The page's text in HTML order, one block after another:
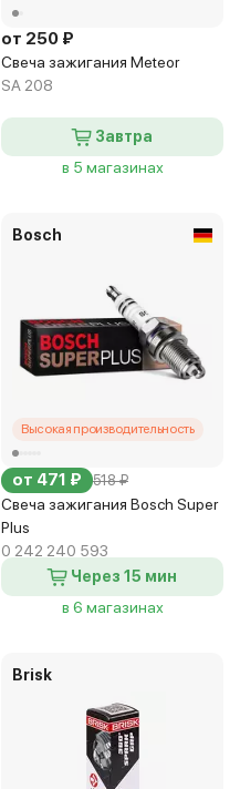
от 250 ₽
Свеча зажигания Meteor
SA 208
Завтра
в 5 магазинах
Bosch
Высокая производительность
от 471 ₽ 518 ₽
Свеча зажигания Bosch Super
Plus
0 242 240 593
Через 15 мин
в 6 магазинах
Brisk